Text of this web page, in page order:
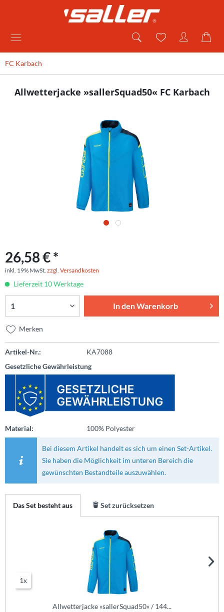
FC Karbach
Allwetterjacke »sallerSquad50« FC Karbach
26,58 € *
inkl. 19% MwSt. zzgl. Versandkosten
Lieferzeit 10 Werktage
In denWarenkorb
Merken
Artikel-Nr.:
KA7088
Gesetzliche Gewährleistung
Material: 100% Polyester
Bei diesem Artikel handelt es sich um einen Set-Artikel.
Sie haben die Möglichkeit im unteren Bereich die
gewünschten Bestandteile auszuwählen.
Das Set besteht aus Set zurücksetzen
1x
Allwetterjacke »sallerSquad50« / 144...